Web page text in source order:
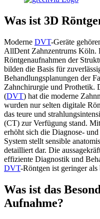
Was ist 3D
Moderne DVT-Geräte
AllDent Zahnzentrums Köln.
Röntgenaufnahmen der
bilden die Basis für
Behandlungsplanungen der
Zahnchirurgie und Prothetik.
(DVT) hat die moderne
wurden nur selten digitale
das teure und
(CT) zur Verfügung stand.
erhöht sich die Diagnose-
System stellt sensible
detailliert dar. Die
effiziente Diagnostik und
DVT-Röntgen ist geringer
Was ist das
Aufnahme?